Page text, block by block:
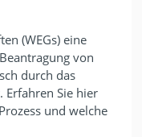
(WEGs) eine
von
durch das
Erfahren Sie hier
und welche